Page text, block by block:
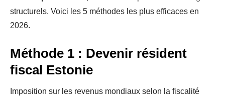
structurels. Voici les 5 méthodes les plus efficaces en
2026.
Méthode 1 : Devenir résident
fiscal Estonie
Imposition sur les revenus mondiaux selon la fiscalité